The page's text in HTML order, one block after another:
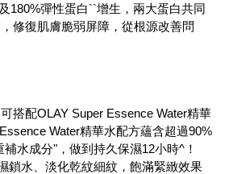
180%彈性蛋白``增生，兩大蛋白共同
修復肌膚脆弱屏障，從根源改善問
搭配OLAY Super Essence Water精華
Water精華水配方蘊含超過90%
水成分"，做到持久保濕12小時^！
鎖水、淡化乾紋細紋，飽滿緊緻效果